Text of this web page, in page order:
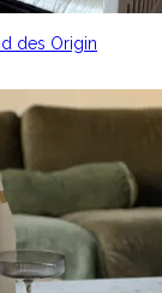
des Origin